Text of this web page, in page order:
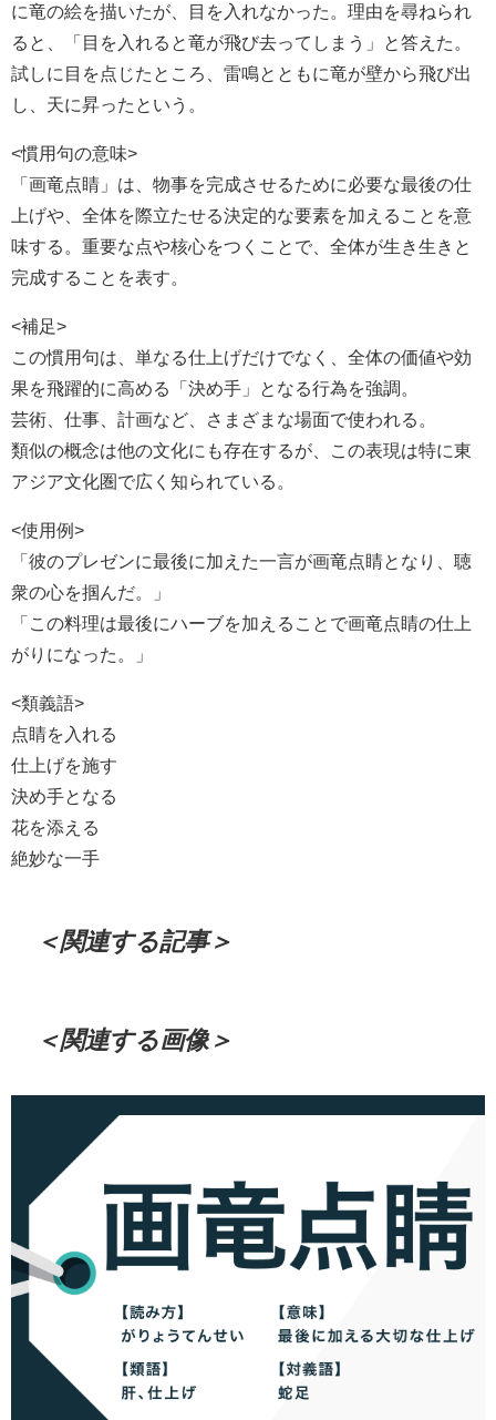
に竜の絵を描いたが、目を入れなかった。理由を尋ねられ
ると、「目を入れると竜が飛び去ってしまう」と答えた。
試しに目を点じたところ、雷鳴とともに竜が壁から飛び出
し、天に昇ったという。
<慣用句の意味>
「画竜点睛」は、物事を完成させるために必要な最後の仕
上げや、全体を際立たせる決定的な要素を加えることを意
味する。重要な点や核心をつくことで、全体が生き生きと
完成することを表す。
<補足>
この慣用句は、単なる仕上げだけでなく、全体の価値や効
果を飛躍的に高める「決め手」となる行為を強調。
芸術、仕事、計画など、さまざまな場面で使われる。
類似の概念は他の文化にも存在するが、この表現は特に東
アジア文化圏で広く知られている。
<使用例>
「彼のプレゼンに最後に加えた一言が画竜点睛となり、聴
衆の心を掴んだ。」
「この料理は最後にハーブを加えることで画竜点睛の仕上
がりになった。」
<類義語>
点睛を入れる
仕上げを施す
決め手となる
花を添える
絶妙な一手
＜関連する記事＞
＜関連する画像＞